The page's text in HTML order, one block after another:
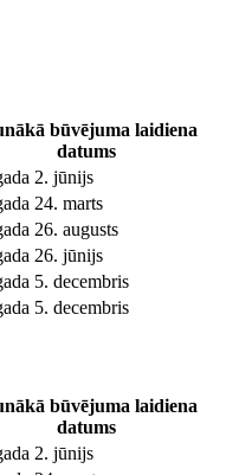
būvējuma laidiena
datums
2. jūnijs
24. marts
26. augusts
26. jūnijs
5. decembris
5. decembris
būvējuma laidiena
datums
2. jūnijs